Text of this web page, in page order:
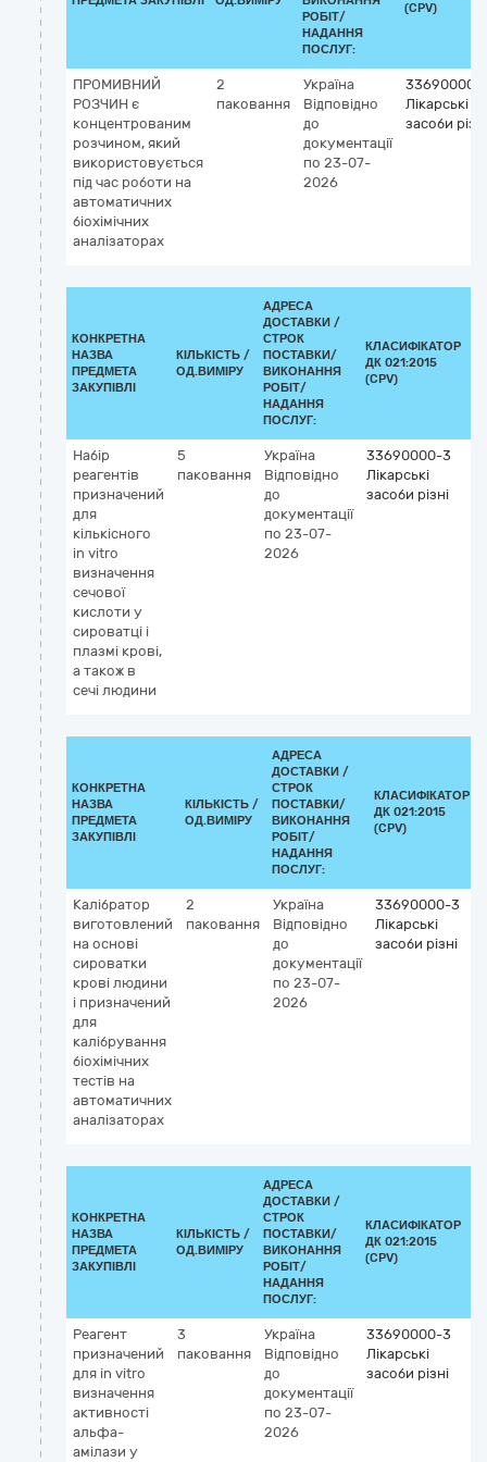
РОБІТ/
НАДАННЯ
ПОСЛУГ:
(CPV)
ПРОМИВНИЙ
РОЗЧИН є
концентрованим
розчином, який
використовується
під час роботи на
автоматичних
біохімічних
аналізаторах
2
паковання
Україна
Відповідно
до
документації
по 23-07-
2026
33690000-
Лікарські
засоби різні
КОНКРЕТНА
НАЗВА
ПРЕДМЕТА
ЗАКУПІВЛІ
КІЛЬКІСТЬ /
ОД.ВИМІРУ
АДРЕСА
ДОСТАВКИ /
СТРОК
ПОСТАВКИ/
ВИКОНАННЯ
РОБІТ/
НАДАННЯ
ПОСЛУГ:
КЛАСИФІКАТОР
ДК 021:2015
(CPV)
Набір
реагентів
призначений
для
кількісного
in vitro
визначення
сечової
кислоти у
сироватці і
плазмі крові,
а також в
сечі людини
5
паковання
Україна
Відповідно
до
документації
по 23-07-
2026
33690000-3
Лікарські
засоби різні
КОНКРЕТНА
НАЗВА
ПРЕДМЕТА
ЗАКУПІВЛІ
КІЛЬКІСТЬ /
ОД.ВИМІРУ
АДРЕСА
ДОСТАВКИ /
СТРОК
ПОСТАВКИ/
ВИКОНАННЯ
РОБІТ/
НАДАННЯ
ПОСЛУГ:
КЛАСИФІКАТОР
ДК 021:2015
(CPV)
Калібратор
виготовлений
на основі
сироватки
крові людини
і призначений
для
калібрування
біохімічних
тестів на
автоматичних
аналізаторах
2
паковання
Україна
Відповідно
до
документації
по 23-07-
2026
33690000-3
Лікарські
засоби різні
КОНКРЕТНА
НАЗВА
ПРЕДМЕТА
ЗАКУПІВЛІ
КІЛЬКІСТЬ /
ОД.ВИМІРУ
АДРЕСА
ДОСТАВКИ /
СТРОК
ПОСТАВКИ/
ВИКОНАННЯ
РОБІТ/
НАДАННЯ
ПОСЛУГ:
КЛАСИФІКАТОР
ДК 021:2015
(CPV)
Реагент
призначений
для in vitro
визначення
активності
альфа-
амілази у
3
паковання
Україна
Відповідно
до
документації
по 23-07-
2026
33690000-3
Лікарські
засоби різні